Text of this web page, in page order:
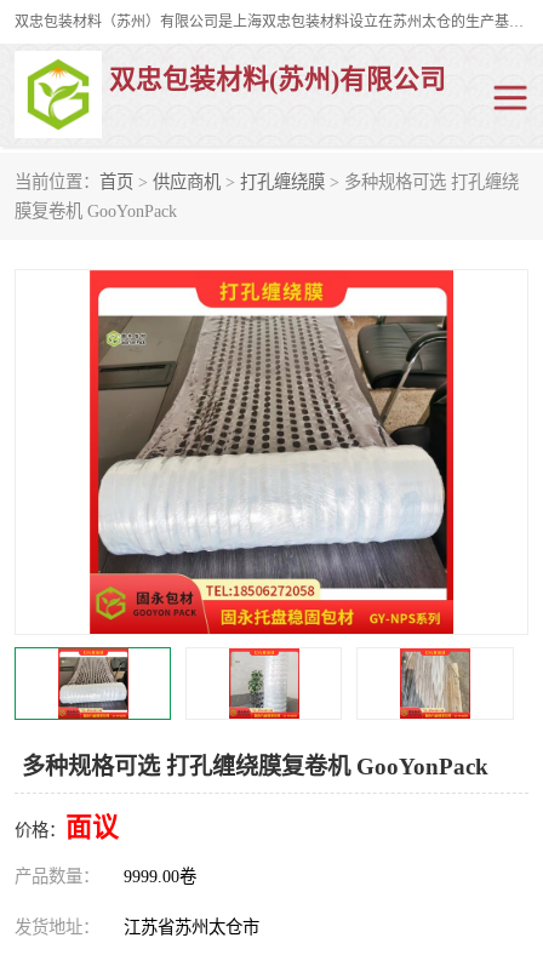
双忠包装材料（苏州）有限公司是上海双忠包装材料设立在苏州太仓的生产基地，占地约2万平米，产品主要有打孔缠绕膜，拉伸蜂窝纸，集装箱充气袋，滑托板，打包带，裹包网兜，防滑纸等箱体和托盘的运输和保护性包材。固永包材®，GooYon Pack®，是我们保护性包装材料的专属品牌。
双忠包装材料(苏州)有限公司
当前位置： 首页 > 供应商机 > 打孔缠绕膜 > 多种规格可选 打孔缠绕
膜复卷机 GooYonPack
多种规格可选 打孔缠绕膜复卷机 GooYonPack
价格： 面议
产品数量： 9999.00卷
发货地址： 江苏省苏州太仓市
打孔缠绕膜
裹包网兜 纤维打包带
充气袋
缠绕膜
托盘裹包网兜